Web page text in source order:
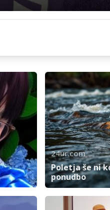
24ur.com
Poletja še ni
ponudbo